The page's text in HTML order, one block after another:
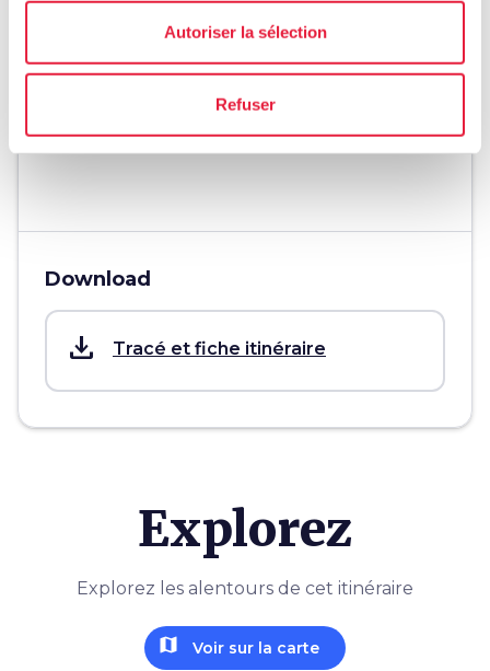
Autoriser la sélection
Refuser
Un giorno
Difficulté
info Plus d'infos
Download
save_alt Tracé et fiche itinéraire
Explorez
Explorez les alentours de cet itinéraire
map Voir sur la carte